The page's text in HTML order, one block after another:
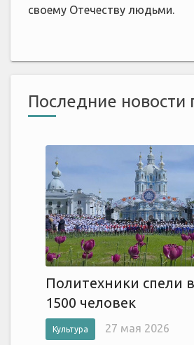
своему Отечеству людьми.
Последние новости
Политехники спели
1500 человек
Культура 27 мая 2026